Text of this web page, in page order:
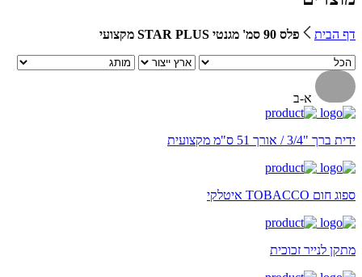
דף הבית פלס 90 סמ' מגנטי STAR PLUS מקצועי
א-ב
ידית ברך "3/4 / אורך 51 ס"מ מקצועית
ספוג חום TOBACCO איטלקי
מתקן לנייר זכוכית